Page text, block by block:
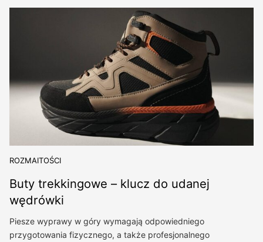
ROZMAITOŚCI
Buty trekkingowe – klucz do udanej
wędrówki
Piesze wyprawy w góry wymagają odpowiedniego
przygotowania fizycznego, a także profesjonalnego